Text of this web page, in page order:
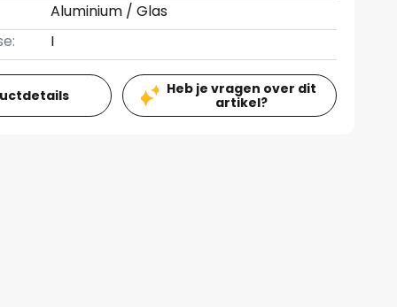
Aluminium / Glas
I
Heb je vragen over dit
artikel?